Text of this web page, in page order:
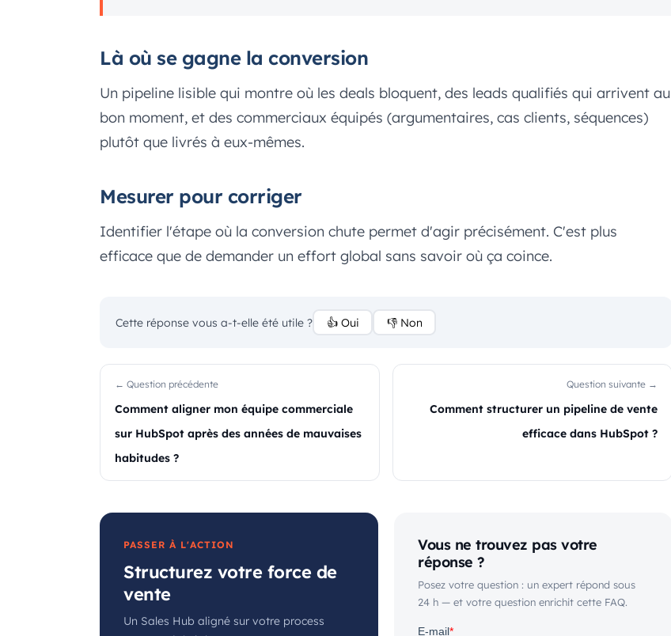
Là où se gagne la conversion
Un pipeline lisible qui montre où les deals bloquent, des leads qualifiés qui arrivent au
bon moment, et des commerciaux équipés (argumentaires, cas clients, séquences)
plutôt que livrés à eux-mêmes.
Mesurer pour corriger
Identifier l'étape où la conversion chute permet d'agir précisément. C'est plus
efficace que de demander un effort global sans savoir où ça coince.
Cette réponse vous a-t-elle été utile ? 👍 Oui 👎 Non
← Question précédente
Comment aligner mon équipe commerciale
sur HubSpot après des années de mauvaises
habitudes ?
Question suivante →
Comment structurer un pipeline de vente
efficace dans HubSpot ?
PASSER À L'ACTION
Structurez votre force de
vente
Un Sales Hub aligné sur votre process
Vous ne trouvez pas votre
réponse ?
Posez votre question : un expert répond sous
24 h — et votre question enrichit cette FAQ.